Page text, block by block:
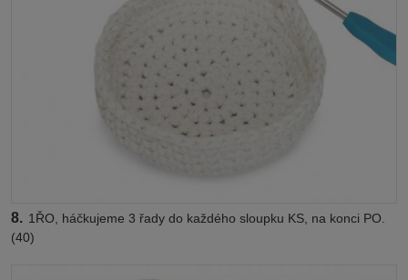
8. 1ŘO, háčkujeme 3 řady do každého sloupku KS, na konci PO.
(40)